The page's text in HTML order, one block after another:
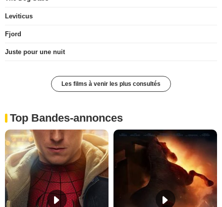
Leviticus
Fjord
Juste pour une nuit
Les films à venir les plus consultés
Top Bandes-annonces